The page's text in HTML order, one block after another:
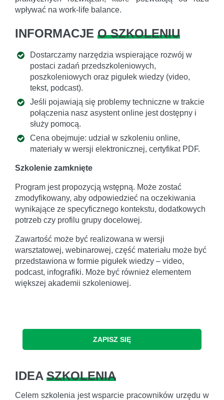
wpływać na work-life balance.
INFORMACJE O SZKOLENIU
Dostarczamy narzędzia wspierające rozwój w
postaci zadań przedszkoleniowych,
poszkoleniowych oraz pigułek wiedzy (video,
tekst, podcast).
Jeśli pojawiają się problemy techniczne w trakcie
połączenia nasz asystent online jest dostępny i
służy pomocą.
Cena obejmuje: udział w szkoleniu online,
materiały w wersji elektronicznej, certyfikat PDF.
Szkolenie zamknięte
Program jest propozycją wstępną. Może zostać
zmodyfikowany, aby odpowiedzieć na oczekiwania
wynikające ze specyficznego kontekstu, dodatkowych
potrzeb czy profilu grupy docelowej.
Zawartość może być realizowana w wersji
warsztatowej, webinarowej, część materiału może być
przedstawiona w formie pigułek wiedzy – video,
podcast, infografiki. Może być również elementem
większej akademii szkoleniowej.
ZAPISZ SIĘ
IDEA SZKOLENIA
Celem szkolenia jest wsparcie pracowników urzędu w